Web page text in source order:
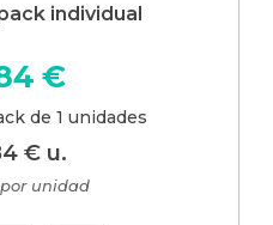
individual
€ u.
€
de 1 unidades
unidad